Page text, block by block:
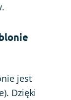
jest
Dzięki